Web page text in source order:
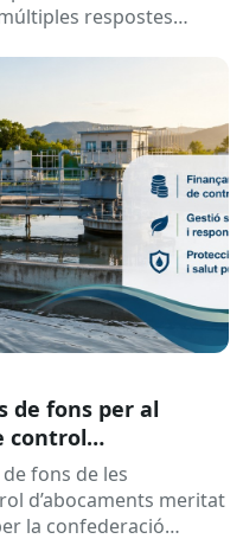
respostes
de fons per al
control
2025 i liquidat l’any
fons de les
d’abocaments meritat
la confederació